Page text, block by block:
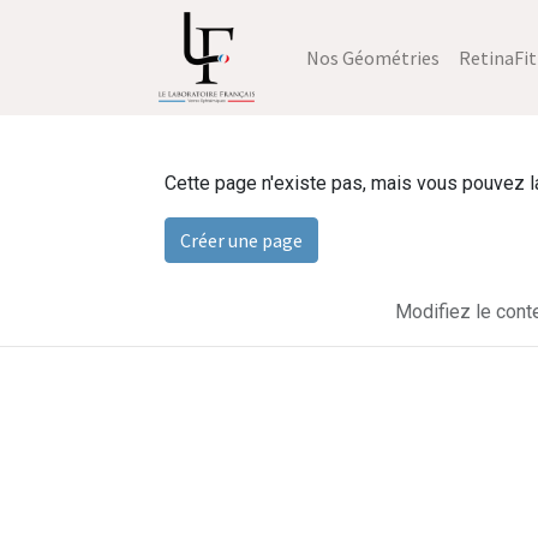
Nos Géométries RetinaFit
Cette page n'existe pas, mais vous pouvez
Créer une page
Modifiez le